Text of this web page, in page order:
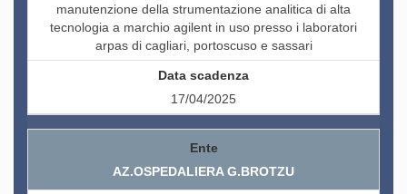
manutenzione della strumentazione analitica di alta
tecnologia a marchio agilent in uso presso i laboratori
arpas di cagliari, portoscuso e sassari
17/04/2025
AZ.OSPEDALIERA G.BROTZU